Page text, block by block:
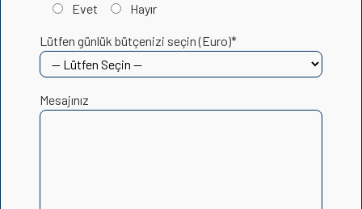
Evet
Hayır
Lütfen günlük bütçenizi seçin (Euro)*
Mesajınız